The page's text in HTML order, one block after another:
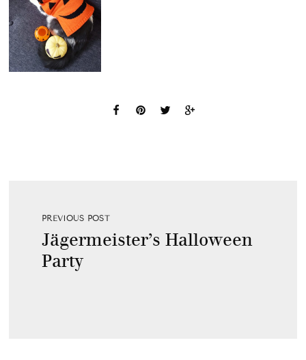
PREVIOUS POST
Jägermeister’s Halloween
Party